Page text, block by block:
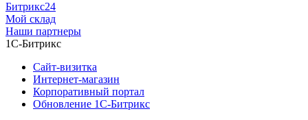
Битрикс24
Мой склад
Наши партнеры
1С-Битрикс
Сайт-визитка
Интернет-магазин
Корпоративный портал
Обновление 1С-Битрикс